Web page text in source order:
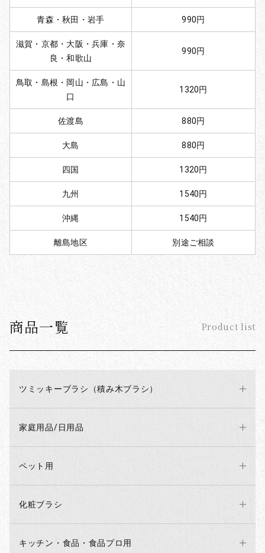
商品一覧 Product list
ツミッキーブラシ（積み木ブラシ）
家庭用品/日用品
ペット用
化粧ブラシ
キッチン・食品・食品プロ用
青森・秋田・岩手 990円
滋賀・京都・大阪・兵庫・奈
良・和歌山
990円
鳥取・島根・岡山・広島・山
口
1320円
佐渡島 880円
大島 880円
四国 1320円
九州 1540円
沖縄 1540円
離島地区 別途ご相談